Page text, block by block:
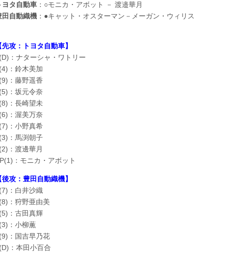
ヨタ自動車：○モニカ・アボット － 渡邉華月
田自動織機：●キャット・オスターマン－メーガン・ウィリス
先攻：トヨタ自動車】
：ナターシャ・ワトリー
：鈴木美加
：藤野遥香
：坂元令奈
：長崎望未
：渥美万奈
：小野真希
：馬渕朝子
：渡邊華月
：モニカ・アボット
後攻：豊田自動織機】
：白井沙織
：狩野亜由美
：古田真輝
：小柳薫
：国吉早乃花
：本田小百合